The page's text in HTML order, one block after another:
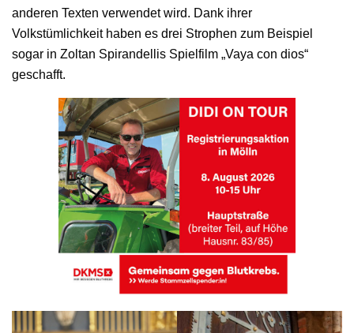
anderen Texten verwendet wird. Dank ihrer
Volkstümlichkeit haben es drei Strophen zum Beispiel
sogar in Zoltan Spirandellis Spielfilm „Vaya con dios“
geschafft.